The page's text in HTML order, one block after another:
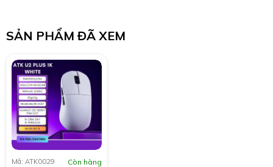
SẢN PHẨM ĐÃ XEM
Mã: ATK0029 Còn hàng